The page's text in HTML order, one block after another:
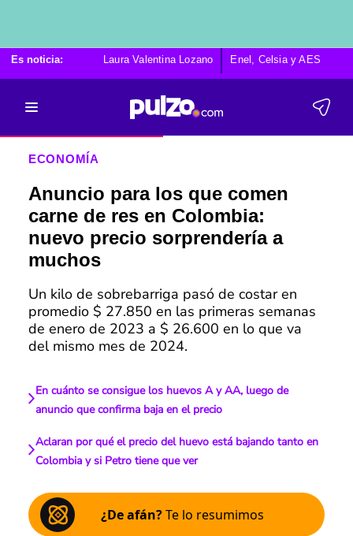
Es noticia: Laura Valentina Lozano Enel, Celsia y AES
ECONOMÍA
Anuncio para los que comen
carne de res en Colombia:
nuevo precio sorprendería a
muchos
Un kilo de sobrebarriga pasó de costar en
promedio $ 27.850 en las primeras semanas
de enero de 2023 a $ 26.600 en lo que va
del mismo mes de 2024.
En cuánto se consigue los huevos A y AA, luego de
anuncio que confirma baja en el precio
Aclaran por qué el precio del huevo está bajando tanto en
Colombia y si Petro tiene que ver
¿De afán?Te lo resumimos